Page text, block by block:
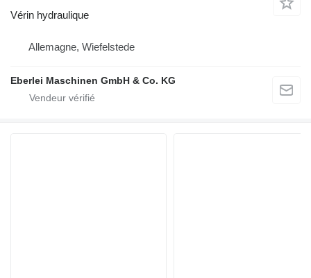
Vérin hydraulique
Allemagne, Wiefelstede
Eberlei Maschinen GmbH & Co. KG